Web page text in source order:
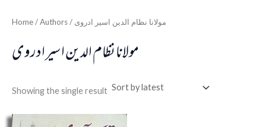
Home / Authors / مولانا نظام الدین اسیر ادروی
مولانا نظام الدین اسیر ادروی
Showing the single result